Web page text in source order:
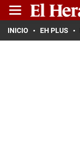
INICIO EH PLUS